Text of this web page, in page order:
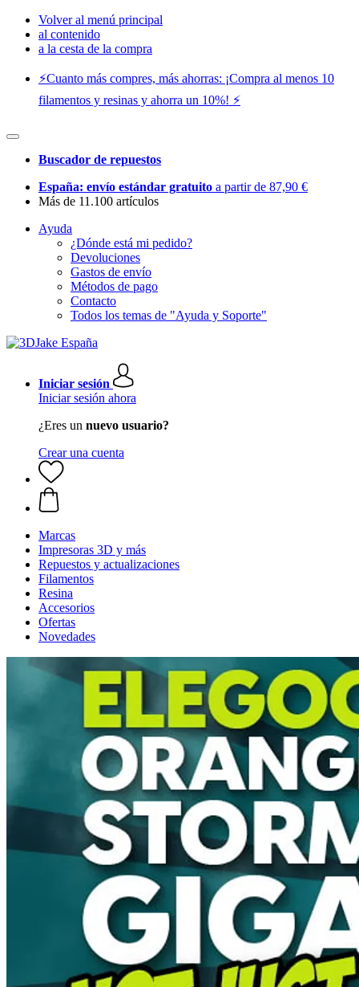
Volver al menú principal
al contenido
a la cesta de la compra
⚡️Cuanto más compres, más ahorras: ¡Compra al menos 10
filamentos y resinas y ahorra un 10%! ⚡️
Buscador de repuestos
España: envío estándar gratuito a partir de 87,90 €
Más de 11.100 artículos
Ayuda
¿Dónde está mi pedido?
Devoluciones
Gastos de envío
Métodos de pago
Contacto
Todos los temas de "Ayuda y Soporte"
Iniciar sesión
Iniciar sesión ahora
¿Eres un nuevo usuario?
Crear una cuenta
Marcas
Impresoras 3D y más
Repuestos y actualizaciones
Filamentos
Resina
Accesorios
Ofertas
Novedades